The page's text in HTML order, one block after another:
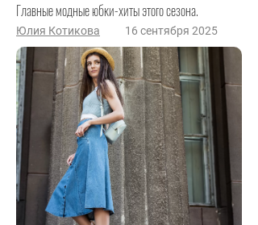
Главные модные юбки-хиты этого сезона.
Юлия Котикова 16 сентября 2025